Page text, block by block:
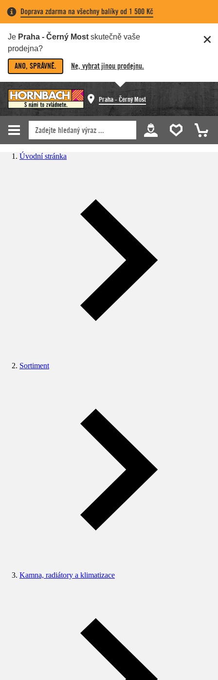
Doprava zdarma na všechny balíky od 1 500 Kč
Je Praha - Černý Most skutečně vaše
prodejna?
ANO, SPRÁVNĚ. Ne, vybrat jinou prodejnu.
Praha - Černý Most
Úvodní stránka
Sortiment
Kamna, radiátory a klimatizace